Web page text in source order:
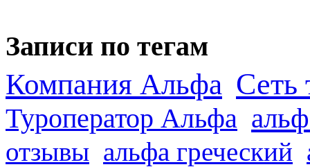
Записи по тегам
Компания Альфа Сеть
Туроператор Альфа
отзывы альфа греческий